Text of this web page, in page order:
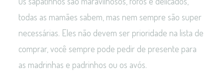
todas as mamães sabem, mas nem sempre são super
necessárias. Eles não devem ser prioridade na lista de
comprar, você sempre pode pedir de presente para
as madrinhas e padrinhos ou os avós.